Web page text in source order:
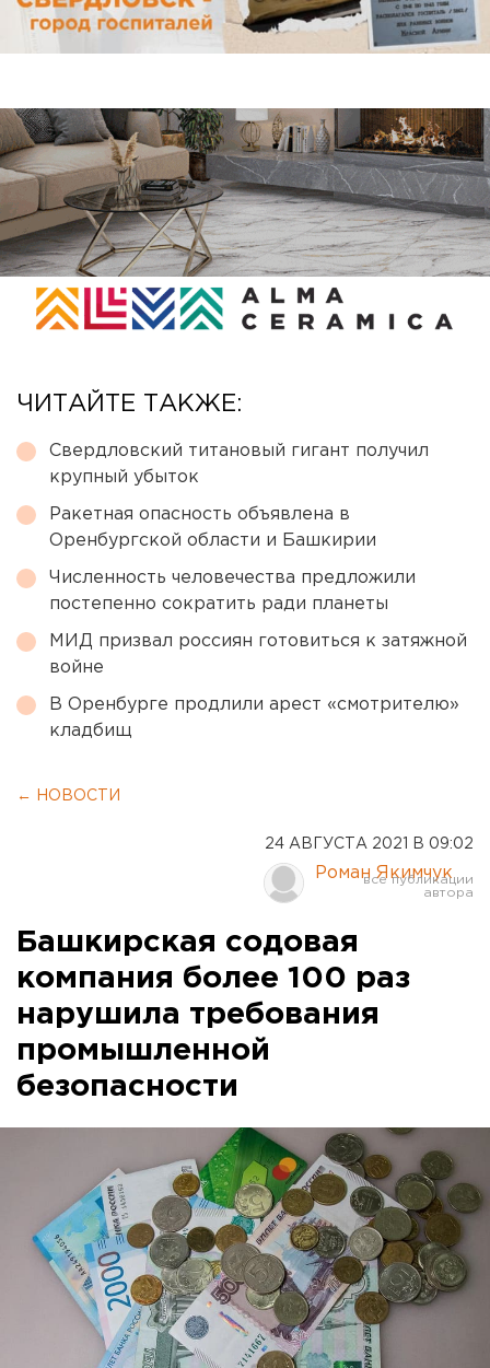
ЧИТАЙТЕ ТАКЖЕ:
Свердловский титановый гигант получил
крупный убыток
Ракетная опасность объявлена в
Оренбургской области и Башкирии
Численность человечества предложили
постепенно сократить ради планеты
МИД призвал россиян готовиться к затяжной
войне
В Оренбурге продлили арест «смотрителю»
кладбищ
← НОВОСТИ
24 АВГУСТА 2021 В 09:02
Роман Якимчук
Башкирская содовая
компания более 100 раз
нарушила требования
промышленной
безопасности